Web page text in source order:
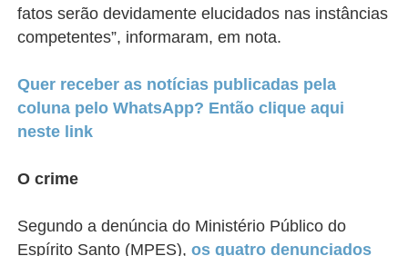
fatos serão devidamente elucidados nas instâncias
competentes”, informaram, em nota.
Quer receber as notícias publicadas pela
coluna pelo WhatsApp? Então clique aqui
neste link
O crime
Segundo a denúncia do Ministério Público do
Espírito Santo (MPES),os quatro denunciados